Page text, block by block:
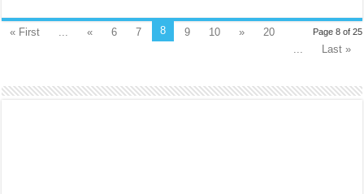
Page 8 of 25
« First « 6 7 8 9 10 »
20
Last »